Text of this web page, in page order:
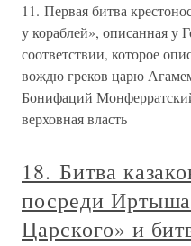
11. Первая битва
у кораблей», описанная у
соответствии, которое
вождю греков царю
Бонифаций
верховная власть
18. Битва
посреди
Царского» и